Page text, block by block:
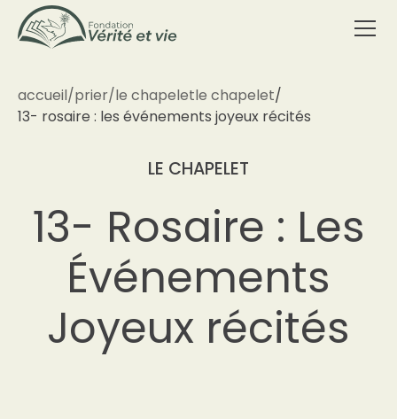
accueil/prier/le chapeletle chapelet/
13- rosaire : les événements joyeux récités
LE CHAPELET
13- Rosaire : Les
Événements
Joyeux récités